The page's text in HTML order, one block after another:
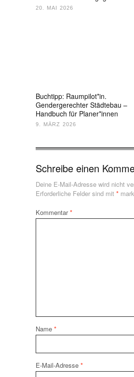
20. MAI 2026
Buchtipp: Raumpilot*in.
Gendergerechter Städtebau –
Handbuch für Planer*innen
9. MÄRZ 2026
Schreibe einen
Deine E-Mail-Adresse wird nicht
Erforderliche Felder sind mit *
Kommentar*
Name *
E-Mail-Adresse *